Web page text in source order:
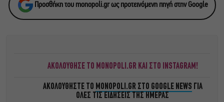
Προσθήκη του monopoli.gr ως προτεινόμενη πηγή στην Google
ΑΚΟΛΟΥΘΗΣΕ ΤΟ MONOPOLI.GR ΚΑΙ ΣΤΟ INSTAGRAM!
ΑΚΟΛΟΥΘΗΣΤΕ ΤΟ MONOPOLI.GR ΣΤΟ GOOGLE NEWS ΓΙΑ
ΟΛΕΣ ΤΙΣ ΕΙΔΗΣΕΙΣ ΤΗΣ ΗΜΕΡΑΣ